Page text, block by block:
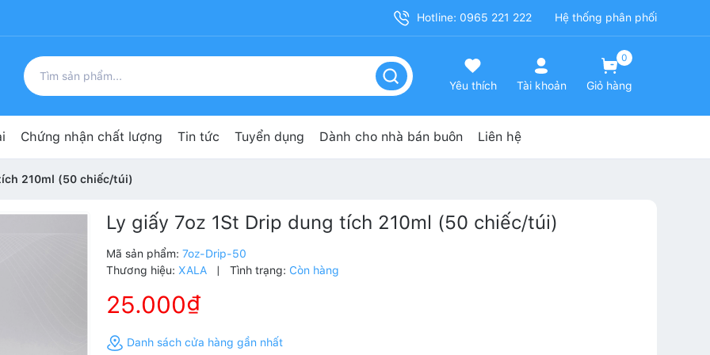
Hotline: 0965 221 222 Hệ thống phân phối
Yêu thích Tài khoản
0
Giỏ hàng
Chứng nhận chất lượng Tin tức Tuyển dụng Dành cho nhà bán buôn Liên hệ
210ml (50 chiếc/túi)
Ly giấy 7oz 1St Drip dung tích 210ml (50 chiếc/túi)
Mã sản phẩm: 7oz-Drip-50
Thương hiệu: XALA | Tình trạng: Còn hàng
25.000₫
Danh sách cửa hàng gần nhất